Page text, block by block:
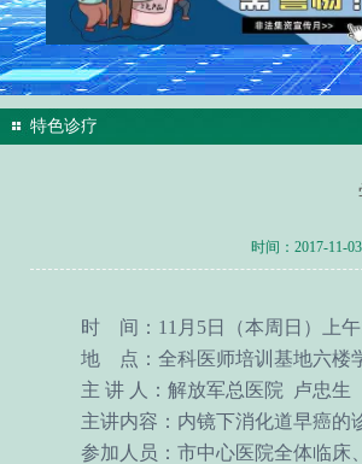
特色诊疗
时间：2017-11-
时 间：11月5日（本周日）上午
地 点：全科医师培训基地六楼
主 讲 人：解放军总医院 卢忠生
主讲内容：内镜下消化道早癌的
参加人员：市中心医院全体临床